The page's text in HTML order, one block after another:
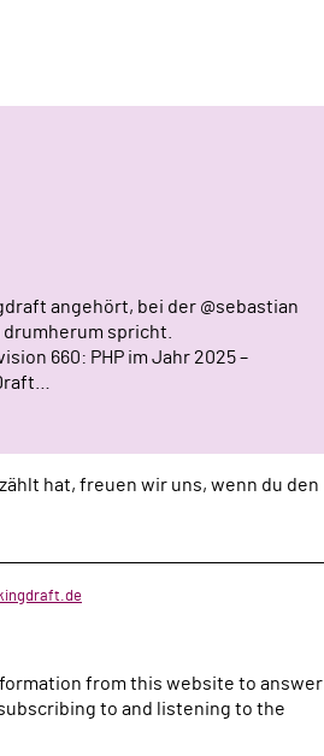
angehört, bei der @sebastian
spricht.
660: PHP im Jahr 2025 –
hat, freuen wir uns, wenn du den
from this website to answer
to and listening to the